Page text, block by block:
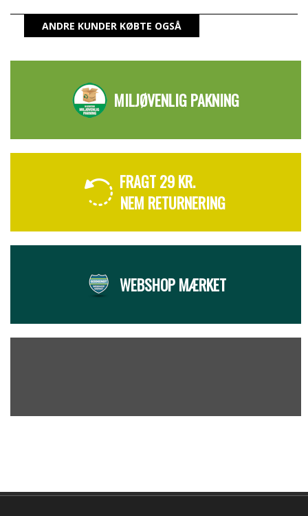
ANDRE KUNDER KØBTE OGSÅ
MILJØVENLIG PAKNING
FRAGT 29 KR.
NEM RETURNERING
WEBSHOP MÆRKET